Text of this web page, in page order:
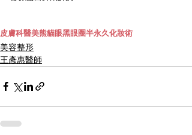
皮膚科醫美熊貓眼黑眼圈半永久化妝術
美容整形
王彥惠醫師